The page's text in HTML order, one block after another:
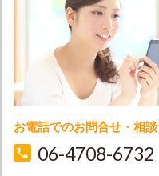
お電話でのお問合せ・相
06-4708-6732